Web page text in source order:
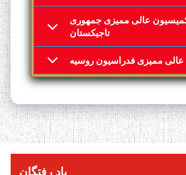
عالی ممیزی جمهوری
تاجیکستان
ممیزی فدراسیون روسیه
یاد رفتگان